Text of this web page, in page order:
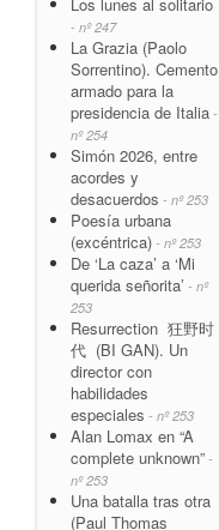
- nº 247
La Grazia (Paolo
Sorrentino). Cemento
armado para la
presidencia de Italia -
nº 254
Simón 2026, entre
acordes y
desacuerdos - nº 253
Poesía urbana
(excéntrica) - nº 253
De ‘La caza’ a ‘Mi
querida señorita’ - nº
253
Resurrection 狂野时
代 (BI GAN). Un
director con
habilidades
especiales - nº 253
Alan Lomax en “A
complete unknown” -
nº 253
Una batalla tras otra
(Paul Thomas